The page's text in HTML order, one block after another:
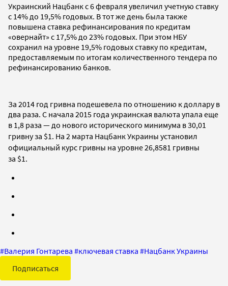
Украинский Нацбанк с 6 февраля увеличил учетную ставку
с 14% до 19,5% годовых. В тот же день была также
повышена ставка рефинансирования по кредитам
«овернайт» с 17,5% до 23% годовых. При этом НБУ
сохранил на уровне 19,5% годовых ставку по кредитам,
предоставляемым по итогам количественного тендера по
рефинансированию банков.
За 2014 год гривна подешевела по отношению к доллару в
два раза. С начала 2015 года украинская валюта упала еще
в 1,8 раза — до нового исторического минимума в 30,01
гривну за $1 . На 2 марта Нацбанк Украины установил
официальный курс гривны на уровне 26,8581 гривны
за $1.
#Валерия Гонтарева #ключевая ставка #Нацбанк Украины
Подписаться